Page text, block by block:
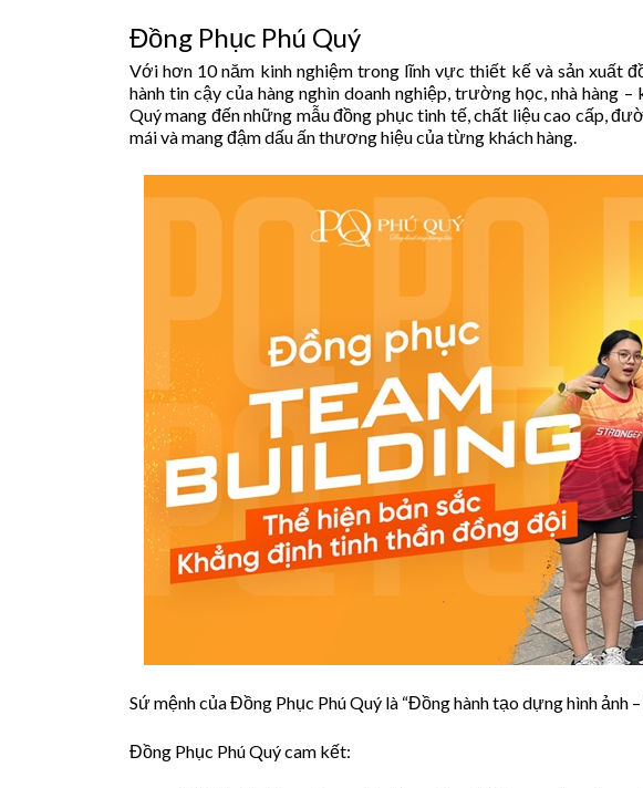
Đồng Phục Phú Quý
Với hơn 10 năm kinh nghiệm trong lĩnh vực thiết kế và sản xuất
hành tin cậy của hàng nghìn doanh nghiệp, trường học, nhà hàng
Quý mang đến những mẫu đồng phục tinh tế, chất liệu cao cấp,
mái và mang đậm dấu ấn thương hiệu của từng khách hàng.
Sứ mệnh của Đồng Phục Phú Quý là “Đồng hành tạo dựng hình ảnh
Đồng Phục Phú Quý cam kết: